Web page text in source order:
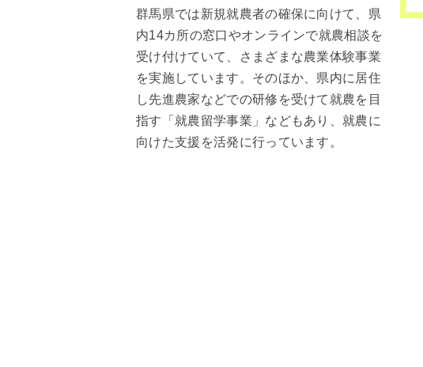
群馬県では新規就農者の確保に向けて、県
内14カ所の窓口やオンラインで就農相談を
受け付けていて、さまざまな農業体験事業
を実施しています。そのほか、県内に居住
し先進農家などでの研修を受けて就農を目
指す「就農留学事業」などもあり、就農に
向けた支援を活発に行っています。